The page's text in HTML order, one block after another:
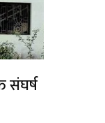
संघर्ष